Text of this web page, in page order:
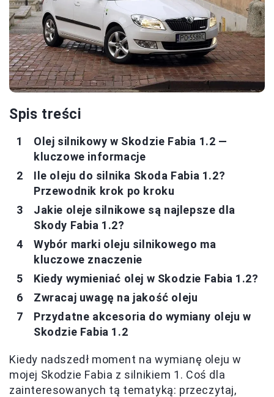
Spis treści
Olej silnikowy w Skodzie Fabia 1.2 —
kluczowe informacje
Ile oleju do silnika Skoda Fabia 1.2?
Przewodnik krok po kroku
Jakie oleje silnikowe są najlepsze dla
Skody Fabia 1.2?
Wybór marki oleju silnikowego ma
kluczowe znaczenie
Kiedy wymieniać olej w Skodzie Fabia 1.2?
Zwracaj uwagę na jakość oleju
Przydatne akcesoria do wymiany oleju w
Skodzie Fabia 1.2
Kiedy nadszedł moment na wymianę oleju w
mojej Skodzie Fabia z silnikiem 1. Coś dla
zainteresowanych tą tematyką: przeczytaj,